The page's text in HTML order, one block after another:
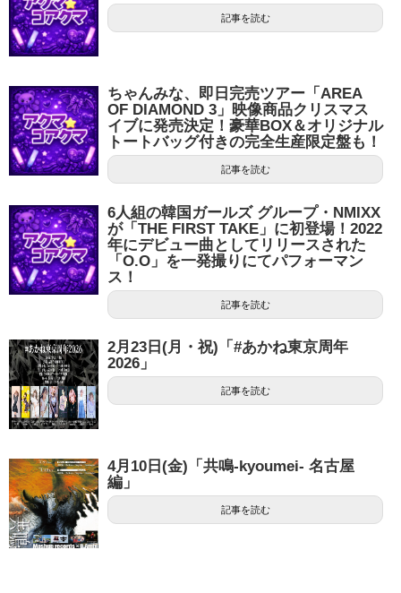
記事を読む
ちゃんみな、即日完売ツアー「AREA
OF DIAMOND 3」映像商品クリスマス
イブに発売決定！豪華BOX＆オリジナル
トートバッグ付きの完全生産限定盤も！
記事を読む
6人組の韓国ガールズ グループ・NMIXX
が「THE FIRST TAKE」に初登場！2022
年にデビュー曲としてリリースされた
「O.O」を一発撮りにてパフォーマン
ス！
記事を読む
2月23日(月・祝)「#あかね東京周年
2026」
記事を読む
4月10日(金)「共鳴-kyoumei- 名古屋
編」
記事を読む